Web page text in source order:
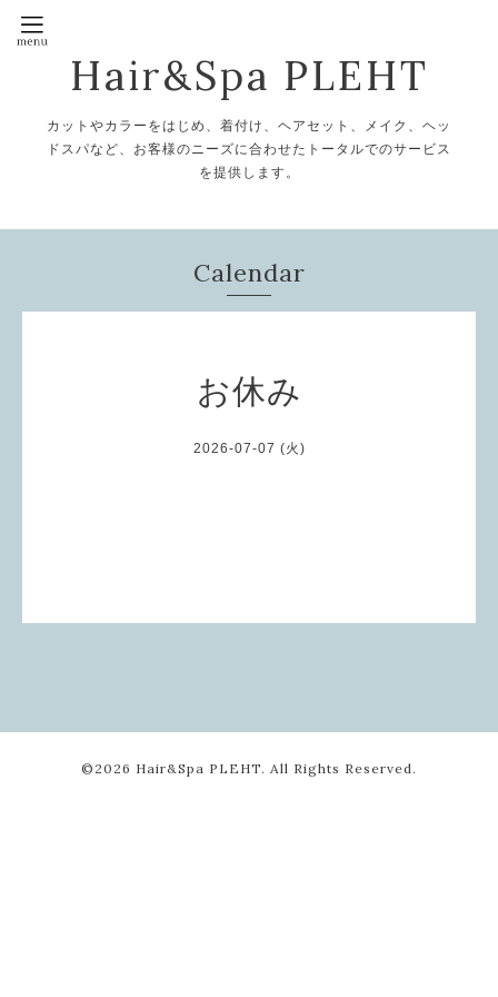
Hair&Spa PLEHT
カットやカラーをはじめ、着付け、ヘアセット、メイク、ヘッ
ドスパなど、お客様のニーズに合わせたトータルでのサービス
を提供します。
Calendar
お休み
2026-07-07 (火)
©2026 Hair&Spa PLEHT. All Rights Reserved.